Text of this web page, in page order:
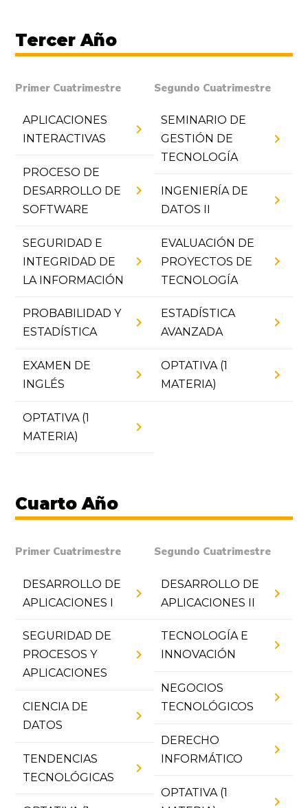
Tercer Año
Primer Cuatrimestre
APLICACIONES
INTERACTIVAS
chevron_right
PROCESO DE
DESARROLLO DE
SOFTWARE
chevron_right
SEGURIDAD E
INTEGRIDAD DE
LA INFORMACIÓN
chevron_right
PROBABILIDAD Y
ESTADÍSTICA
chevron_right
EXAMEN DE
INGLÉS
chevron_right
OPTATIVA (1
MATERIA)
chevron_right
Segundo Cuatrimestre
SEMINARIO DE
GESTIÓN DE
TECNOLOGÍA
chevron_right
INGENIERÍA DE
DATOS II
chevron_right
EVALUACIÓN DE
PROYECTOS DE
TECNOLOGÍA
chevron_right
ESTADÍSTICA
AVANZADA
chevron_right
OPTATIVA (1
MATERIA)
chevron_right
Cuarto Año
Primer Cuatrimestre
DESARROLLO DE
APLICACIONES I
chevron_right
SEGURIDAD DE
PROCESOS Y
APLICACIONES
chevron_right
CIENCIA DE
DATOS
chevron_right
TENDENCIAS
TECNOLÓGICAS
chevron_right
Segundo Cuatrimestre
DESARROLLO DE
APLICACIONES II
chevron_right
TECNOLOGÍA E
INNOVACIÓN
chevron_right
NEGOCIOS
TECNOLÓGICOS
chevron_right
DERECHO
INFORMÁTICO
chevron_right
OPTATIVA (1
chevron_right